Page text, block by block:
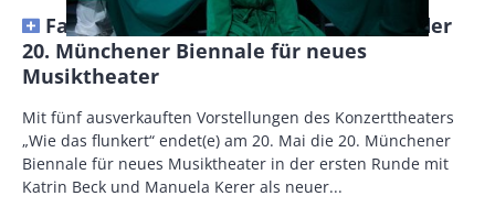
Familienfreundlich und offen: Finale der
20. Münchener Biennale für neues
Musiktheater
Vorspann
/
Teaser
Mit fünf ausverkauften Vorstellungen des Konzerttheaters
„Wie das flunkert“ endet(e) am 20. Mai die 20. Münchener
Biennale für neues Musiktheater in der ersten Runde mit
Katrin Beck und Manuela Kerer als neuer...